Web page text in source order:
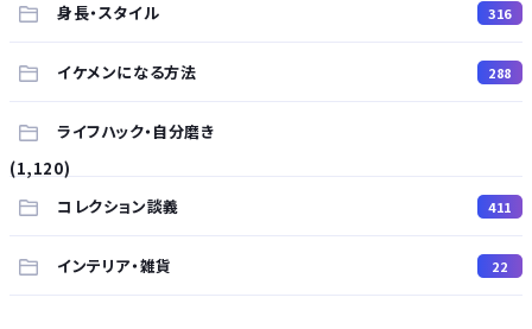
身長・スタイル 316
イケメンになる方法 288
ライフハック・自分磨き
(1,120)
コレクション談義
411
インテリア・雑貨 22